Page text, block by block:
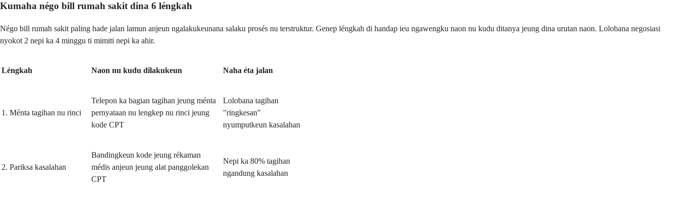
Kumaha négo bill rumah sakit dina 6 léngkah
Négo bill rumah sakit paling hade jalan lamun anjeun ngalakukeunana salaku prosés nu terstruktur. Genep léngkah di handap ieu ngawengku naon nu kudu ditanya jeung dina urutan naon. Lolobana negosiasi
nyokot 2 nepi ka 4 minggu ti mimiti nepi ka ahir.
Léngkah Naon nu kudu dilakukeun Naha éta jalan
1. Ménta tagihan nu rinci
Telepon ka bagian tagihan jeung ménta
pernyataan nu lengkep nu rinci jeung
kode CPT
Lolobana tagihan
"ringkesan"
nyumputkeun kasalahan
2. Pariksa kasalahan
Bandingkeun kode jeung rékaman
médis anjeun jeung alat panggolekan
CPT
Nepi ka 80% tagihan
ngandung kasalahan